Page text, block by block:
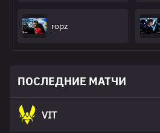
ropz
ПОСЛЕДНИЕ МАТЧИ
VIT